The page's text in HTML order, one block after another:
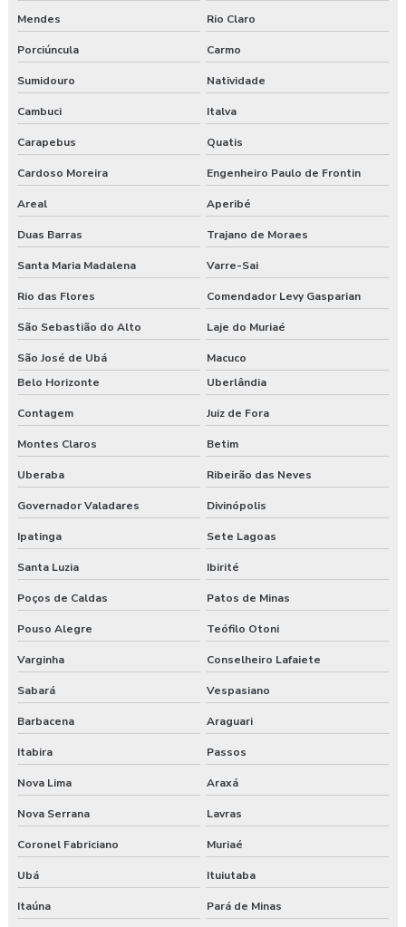
Mendes Rio Claro
Porciúncula Carmo
Sumidouro Natividade
Cambuci Italva
Carapebus Quatis
Cardoso Moreira Engenheiro Paulo de Frontin
Areal Aperibé
Duas Barras Trajano de Moraes
Santa Maria Madalena Varre-Sai
Rio das Flores Comendador Levy Gasparian
São Sebastião do Alto Laje do Muriaé
São José de Ubá
Macuco
Belo Horizonte
Uberlândia
Contagem Juiz de Fora
Montes Claros Betim
Uberaba Ribeirão das Neves
Governador Valadares Divinópolis
Ipatinga Sete Lagoas
Santa Luzia Ibirité
Poços de Caldas Patos de Minas
Pouso Alegre Teófilo Otoni
Varginha Conselheiro Lafaiete
Sabará Vespasiano
Barbacena Araguari
Itabira Passos
Nova Lima Araxá
Nova Serrana Lavras
Coronel Fabriciano Muriaé
Ubá Ituiutaba
Itaúna Pará de Minas